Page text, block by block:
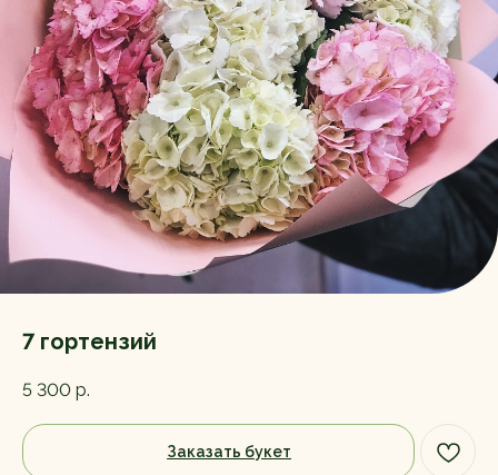
7 гортензий
5 300 р.
Заказать букет